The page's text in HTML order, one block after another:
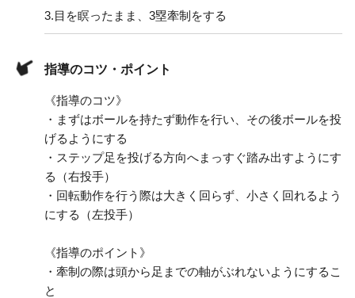
3.目を瞑ったまま、3塁牽制をする
指導のコツ・ポイント
《指導のコツ》
・まずはボールを持たず動作を行い、その後ボールを投
げるようにする
・ステップ足を投げる方向へまっすぐ踏み出すようにす
る（右投手）
・回転動作を行う際は大きく回らず、小さく回れるよう
にする（左投手）
《指導のポイント》
・牽制の際は頭から足までの軸がぶれないようにするこ
と